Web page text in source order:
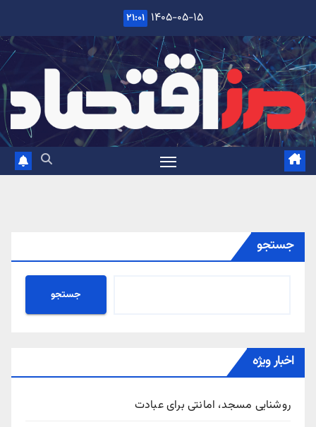
content
۱۴۰۵-۰۵-۱۵ ۲۱:۰۱
جستجو
جستجو
اخبار ویژه
روشنایی مسجد، امانتی برای عبادت